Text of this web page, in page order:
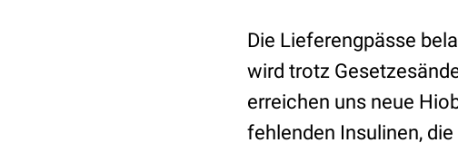
Die Lieferengpässe
wird trotz
erreichen uns neue
fehlenden Insulinen,